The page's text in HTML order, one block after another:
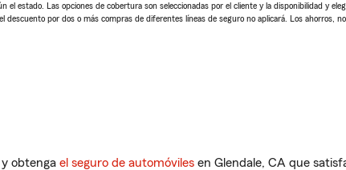
estado. Las opciones de cobertura son seleccionadas por el cliente y la disponibilidad y
por dos o más compras de diferentes líneas de seguro no aplicará. Los ahorros,
obtenga el seguro de automóviles en Glendale, CA que